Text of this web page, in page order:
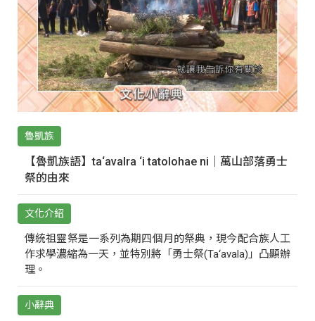
魯凱族
【魯凱族語】ta‘avalra ‘i tatolohae ni｜萬山部落勇士
祭的由來
文化介紹
傳統祖靈祭是一系列為期四個月的祭典，現今配合族人工
作求學濃縮為一天，並特別將「勇士祭(Ta‘avala)」凸顯辦
理。
小辭典